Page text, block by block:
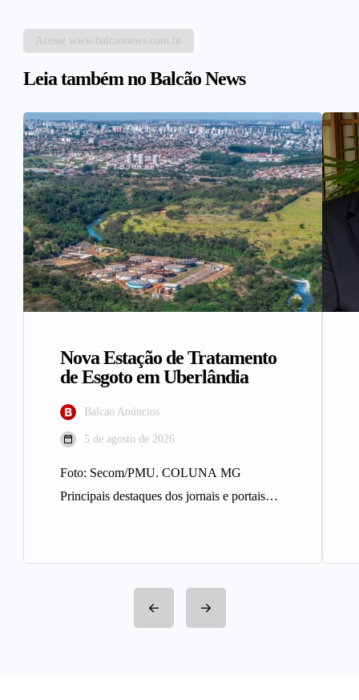
Acesse www.balcaonews.com.br
Leia também no Balcão News
Nova Estação de Tratamento
de Esgoto em Uberlândia
Balcao Anúncios
5 de agosto de 2026
Foto: Secom/PMU. COLUNA MG
Principais destaques dos jornais e portais